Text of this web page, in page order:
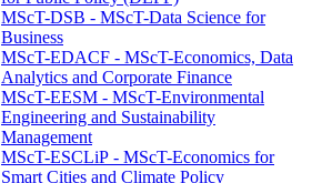
MScT-DSB - MScT-Data Science for
Business
MScT-EDACF - MScT-Economics, Data
Analytics and Corporate Finance
MScT-EESM - MScT-Environmental
Engineering and Sustainability
Management
MScT-ESCLiP - MScT-Economics for
Smart Cities and Climate Policy